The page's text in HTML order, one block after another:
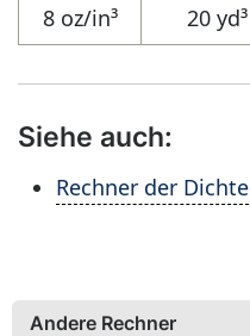
8 oz/in³
20 yd³
Siehe auch:
Rechner der Dichte
Andere Rechner